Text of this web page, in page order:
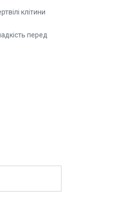
клітини
перед